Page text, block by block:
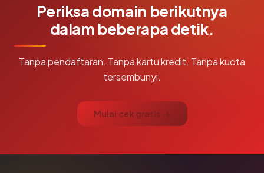
Periksa domain berikutnya
dalam beberapa detik.
Tanpa pendaftaran. Tanpa kartu kredit. Tanpa kuota
tersembunyi.
Mulai cek gratis →